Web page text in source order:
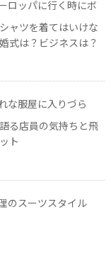
ロッパに行く時にボ
ャツを着てはいけな
式は？ビジネスは？
な服屋に入りづら
る店員の気持ちと飛
ト
のスーツスタイル